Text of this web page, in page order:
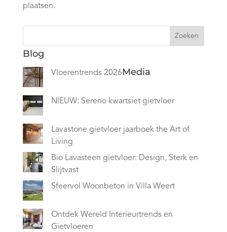
plaatsen.
Zoeken
Blog
Vloerentrends 2026
NIEUW: Sereno kwartsiet gietvloer
Lavastone gietvloer jaarboek the Art of
Living
Bio Lavasteen gietvloer: Design, Sterk en
Slijtvast
Sfeervol Woonbeton in Villa Weert
Ontdek Wereld Interieurtrends en
Gietvloeren
Media